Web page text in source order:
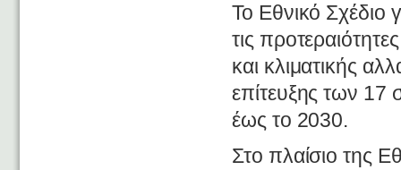
Το Εθνικό Σχέδιο
τις
και κλιματικής
επίτευξης των 17
έως το 2030.
Στο πλαίσιο της